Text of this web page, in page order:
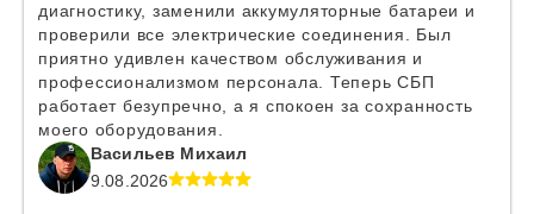
диагностику, заменили аккумуляторные батареи и
проверили все электрические соединения. Был
приятно удивлен качеством обслуживания и
профессионализмом персонала. Теперь СБП
работает безупречно, а я спокоен за сохранность
моего оборудования.
Васильев Михаил
9.08.2026